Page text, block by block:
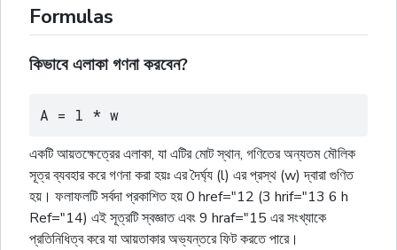
Formulas
কিভাবে এলাকা গণনা করবেন?
A = l * w
একটি আয়তক্ষেত্রের এলাকা, যা এটির মোট স্থান, গণিতের অন্যতম মৌলিক
সূত্র ব্যবহার করে গণনা করা হয়ঃ এর দৈর্ঘ্য (l) এর প্রস্থ (w) দ্বারা গুণিত
হয়। ফলাফলটি সর্বদা প্রকাশিত হয় 0 href="12 (3 hrif="13 6 h
Ref="14) এই সূত্রটি স্বজ্ঞাত এবং 9 hraf="15 এর সংখ্যাকে
প্রতিনিধিত্ব করে যা আয়তাকার অভ্যন্তরে ফিট করতে পারে।